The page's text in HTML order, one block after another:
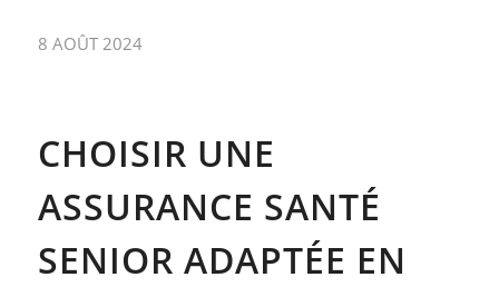
8 AOÛT 2024
CHOISIR UNE
ASSURANCE SANTÉ
SENIOR ADAPTÉE EN